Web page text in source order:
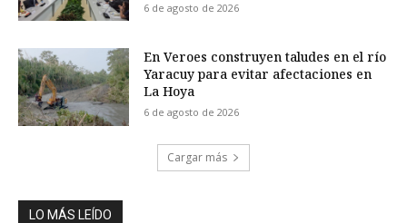
6 de agosto de 2026
En Veroes construyen taludes en el río
Yaracuy para evitar afectaciones en
La Hoya
6 de agosto de 2026
Cargar más
LO MÁS LEÍDO